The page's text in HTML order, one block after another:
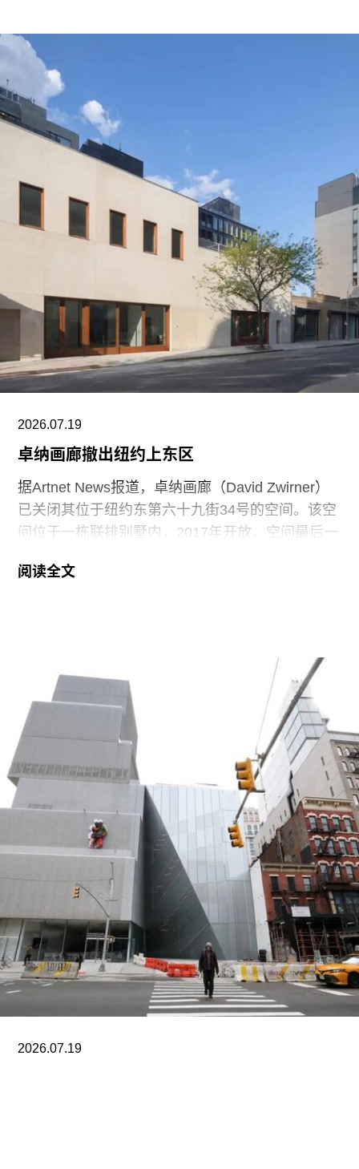
月，欧盟正式确认取消拨款，但给予双年展30天时
间提出申诉。此次最终决定是在对申诉进行审查后
作出的。
欧盟委员会发言人托马斯·雷尼耶（Thomas
Regnier）在一份声明中表示：“由欧洲纳税人资金
支持的文化活动，应当捍卫民主价值，促进开放对
话、多元性和言论自由。”他同时指出，这些价值观
“在今天的俄罗斯并未得到尊重”。
这笔被取消的资助对威尼斯双年展整体财政影响有
限，但撤资本身无疑是欧盟对双年展组织方的一次
严厉谴责。2022年2月俄罗斯入侵乌克兰后，双年
展曾发表声明称，不会接受“任何与俄罗斯政府存在
形式关联的官方代表团、机构或个人”参与其举办的
任何活动。
俄罗斯主动缺席了2022年和2024年两届威尼斯双
年展，并在后者期间将国家馆借予玻利维亚使用。
布，由于国际刑事法院已裁定俄罗斯和以色列两国
领导人面临反人类罪指控，两国均不具备奖项评选
资格。意大利文化部长亚历山德罗·朱利
（Alessandro Giuli）也因俄罗斯参展而抵制了开幕
2026.07.19
卓纳画廊撤出纽约上东区
据Artnet News报道，卓纳画廊（David Zwirner）
已关闭其位于纽约东第六十九街34号的空间。该空
间位于一栋联排别墅内，2017年开放。空间最后一
“Set in Stone”，已于6月26日结束。卓纳画廊是最
画廊发言人在一份声明中表示：“我们的计划一直是
在切尔西空间改造的最后阶段完成后离开上东区。
我们对离开上东区感到不舍，也期待今年秋季在19
街、20街以及翠贝卡（Tribeca）的展览项目。”
不久前，画廊刚刚完成了由安娜贝尔·塞尔多夫
（Annabelle Selldorf）设计的西19街525号空间翻
新工程。目前，卓纳画廊在纽约切尔西的布局已相
当庞大，除翻新的525号空间外，还在西20街537
号，以及相互连通的西19街519、525和533号设有
展览空间。此外，自2021年起，画廊还在翠贝卡运
营着一个空间，今年早些时候更名为“卓纳翠贝
卡”。除纽约外，卓纳画廊目前还在洛杉矶、伦敦、
巴黎和香港设有空间。
不过，卓纳的离开并不意味着纽约上东区失去了画
明·莱希（Almine Rech）、高古轩（Gagosian）、
阅读全文
2026.07.19